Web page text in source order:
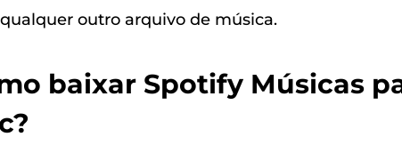
outro arquivo de música.
baixar Spotify Músicas